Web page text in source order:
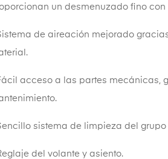
un desmenuzado fino
de aireación mejorado
acceso a las partes mecánicas,
sistema de limpieza del grupo
del volante y asiento.